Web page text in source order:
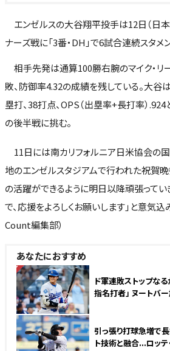
エンゼルスの大谷翔平投手は12日（日本
ナーズ戦に「3番・DH」で6試合連続スタメ
相手先発は通算100勝右腕のマイク・リ
敗、防御率4.32の成績を残している。大谷
塁打、38打点、OPS（出塁率+長打率）
の後半戦に挑む。
11日には南カリフォルニア日米協会の
地のエンゼルスタジアムで行われた祝賀
の活躍ができるように明日以降頑張って
で、応援をよろしくお願いします」と意気込
Count編集部）
あなたにおすすめ
NEW
ド軍連敗ストップな
指名打者」 ヌートバ
引っ張り打球急増で
ト技術と融合...ロッ